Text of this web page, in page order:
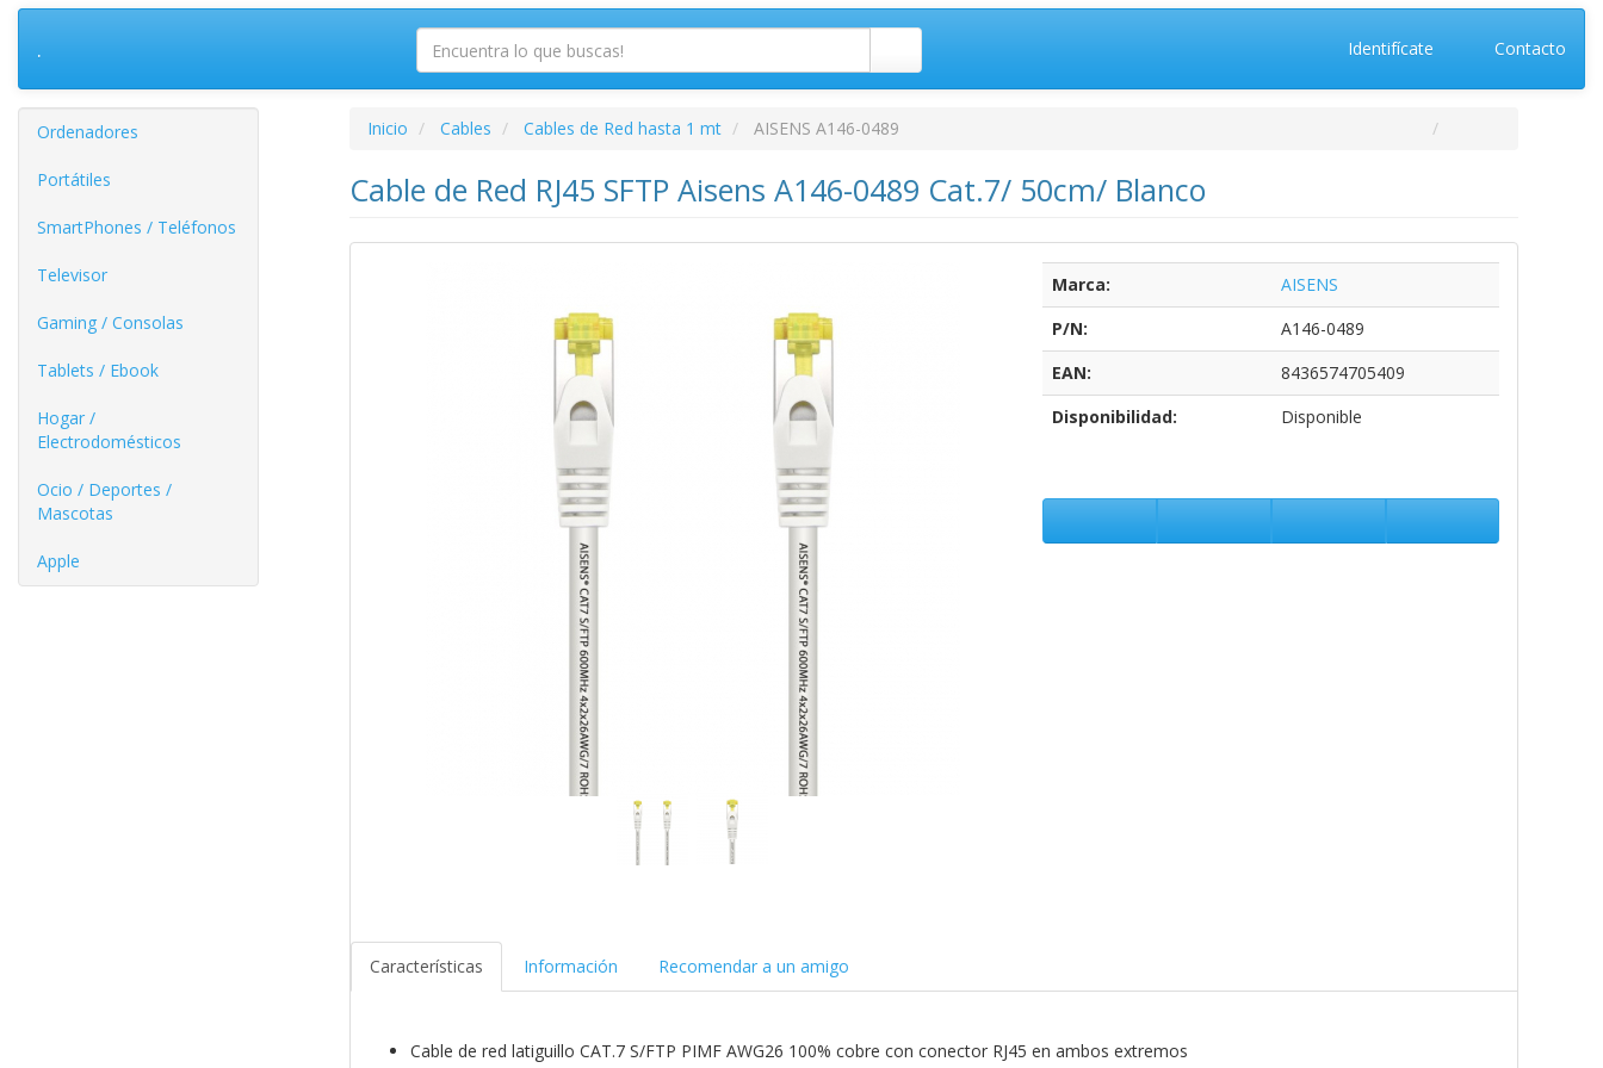
. Identifícate Contacto
Ordenadores
Portátiles
SmartPhones / Teléfonos
Televisor
Gaming / Consolas
Tablets / Ebook
Hogar /
Electrodomésticos
Ocio / Deportes /
Mascotas
Apple
Inicio Cables Cables de Red hasta 1 mt AISENS A146-0489
Cable de Red RJ45 SFTP Aisens A146-0489 Cat.7/ 50cm/ Blanco
Marca:
AISENS
P/N:
A146-0489
EAN:
8436574705409
Disponibilidad:
Disponible
Características Información Recomendar a un amigo
Cable de red latiguillo CAT.7 S/FTP PIMF AWG26 100% cobre con conector RJ45 en ambos extremos